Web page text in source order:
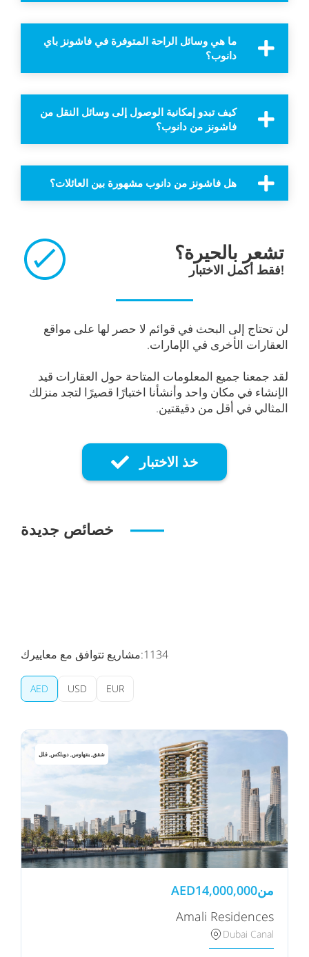
ما هي وسائل الراحة المتوفرة في فاشونز باي
دانوب؟
كيف تبدو إمكانية الوصول إلى وسائل النقل من
فاشونز من دانوب؟
هل فاشونز من دانوب مشهورة بين العائلات؟
تشعر بالحيرة؟
فقط أكمل الاختبار!
لن تحتاج إلى البحث في قوائم لا حصر لها على مواقع
العقارات الأخرى في الإمارات.
لقد جمعنا جميع المعلومات المتاحة حول العقارات قيد
الإنشاء في مكان واحد وأنشأنا اختبارًا قصيرًا لتجد منزلك
المثالي في أقل من دقيقتين.
خذ الاختبار
خصائص جديدة
1134مشاريع تتوافق مع معاييرك:
AED USD EUR
شقق, بنتهاوس, دوبلكس, فلل
من AED14,000,000
Amali Residences
Dubai Canal